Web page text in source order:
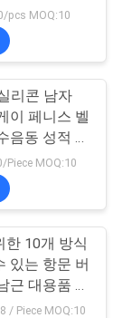
기
22
pcs MOQ:10
리콘 남자
이 페니스 벨
음동 성적 기
Piece MOQ:10
한 10개 방식
있는 항문 버
근 대용품 동
장난감 항문
/ Piece MOQ:10